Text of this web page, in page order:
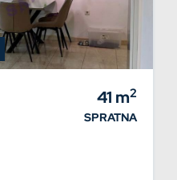
41 m2
SPRATNA